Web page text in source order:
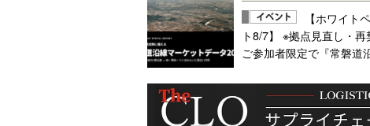
【ホワイト
ト8/7】 ※拠点見直し・
ご参加者限定で『常磐